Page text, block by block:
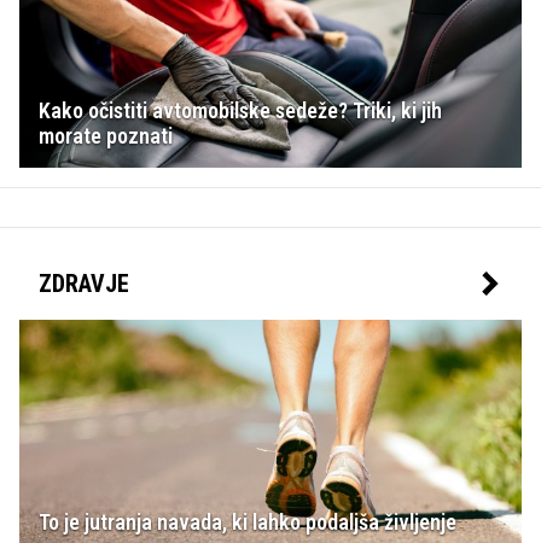
Kako očistiti avtomobilske sedeže? Triki, ki jih
morate poznati
ZDRAVJE
To je jutranja navada, ki lahko podaljša življenje